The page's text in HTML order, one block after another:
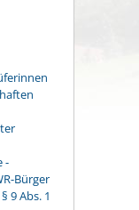
-
Bürger
9 Abs. 1